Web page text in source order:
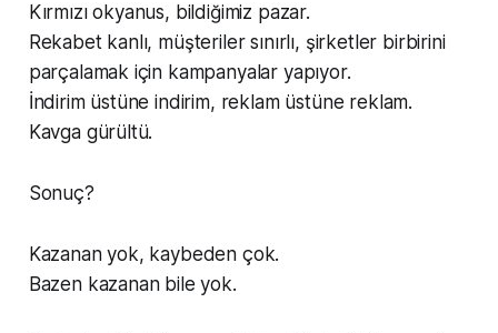
Kırmızı okyanus, bildiğimiz pazar.
Rekabet kanlı, müşteriler sınırlı, şirketler birbirini
parçalamak için kampanyalar yapıyor.
İndirim üstüne indirim, reklam üstüne reklam.
Kavga gürültü.
Sonuç?
Kazanan yok, kaybeden çok.
Bazen kazanan bile yok.